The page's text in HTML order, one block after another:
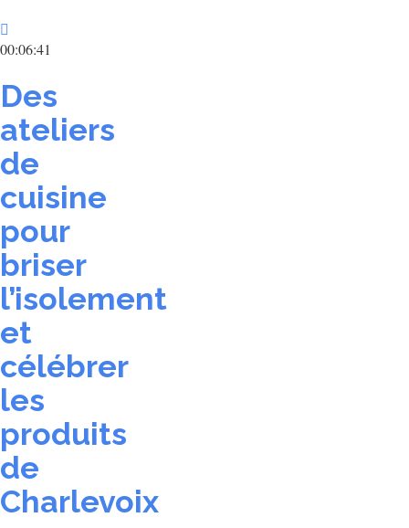
00:06:41
Des
ateliers
de
cuisine
pour
briser
l’isolement
et
célébrer
les
produits
de
Charlevoix